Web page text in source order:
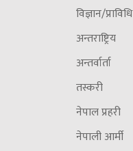
विज्ञान/प्राविधि
अन्तराष्ट्रिय
अन्तर्वार्ता
तस्करी
नेपाल प्रहरी
नेपाली आर्मी